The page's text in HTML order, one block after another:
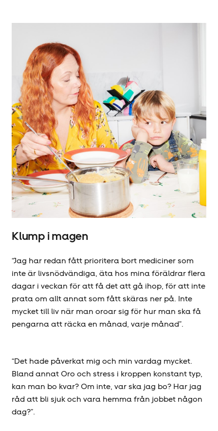
Klump i magen
“Jag har redan fått prioritera bort mediciner som
inte är livsnödvändiga, äta hos mina föräldrar flera
dagar i veckan för att få det att gå ihop, för att inte
prata om allt annat som fått skäras ner på. Inte
mycket till liv när man oroar sig för hur man ska få
pengarna att räcka en månad, varje månad”.
“Det hade påverkat mig och min vardag mycket.
Bland annat Oro och stress i kroppen konstant typ,
kan man bo kvar? Om inte, var ska jag bo? Har jag
råd att bli sjuk och vara hemma från jobbet någon
dag?”.